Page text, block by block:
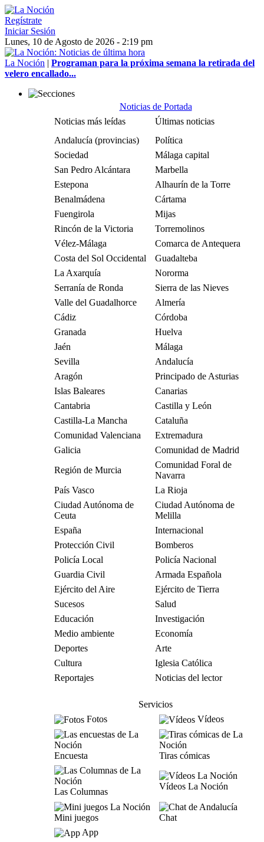
Regístrate
Iniciar Sesión
Lunes, 10 de Agosto de 2026 - 2:19 pm
La Noción | Programan para la próxima semana la retirada del
velero encallado...
Noticias de Portada
Noticias más leídas
Últimas noticias
Andalucía (provincias)
Política
Sociedad
Málaga capital
San Pedro Alcántara
Marbella
Estepona
Alhaurín de la Torre
Benalmádena
Cártama
Fuengirola
Mijas
Rincón de la Victoria
Torremolinos
Vélez-Málaga
Comarca de Antequera
Costa del Sol Occidental
Guadalteba
La Axarquía
Nororma
Serranía de Ronda
Sierra de las Nieves
Valle del Guadalhorce
Almería
Cádiz
Córdoba
Granada
Huelva
Jaén
Málaga
Sevilla
Andalucía
Aragón
Principado de Asturias
Islas Baleares
Canarias
Cantabria
Castilla y León
Castilla-La Mancha
Cataluña
Comunidad Valenciana
Extremadura
Galicia
Comunidad de Madrid
Región de Murcia
Comunidad Foral de
Navarra
País Vasco
La Rioja
Ciudad Autónoma de
Ceuta
Ciudad Autónoma de
Melilla
España
Internacional
Protección Civil
Bomberos
Policía Local
Policía Nacional
Guardia Civil
Armada Española
Ejército del Aire
Ejército de Tierra
Sucesos
Salud
Educación
Investigación
Medio ambiente
Economía
Deportes
Arte
Cultura
Iglesia Católica
Reportajes
Noticias del lector
Servicios
Fotos
Vídeos
Encuesta Tiras cómicas
Las Columnas
Vídeos La Noción
Mini juegos
Chat
App